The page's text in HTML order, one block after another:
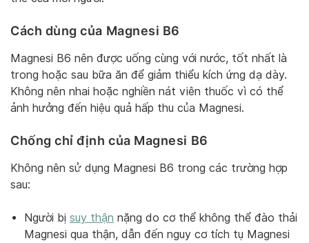
Cách dùng của Magnesi B6
Magnesi B6 nên được uống cùng với nước, tốt nhất là
trong hoặc sau bữa ăn để giảm thiểu kích ứng dạ dày.
Không nên nhai hoặc nghiền nát viên thuốc vì có thể
ảnh hưởng đến hiệu quả hấp thu của Magnesi.
Chống chỉ định của Magnesi B6
Không nên sử dụng Magnesi B6 trong các trường hợp
sau:
Người bị suy thận nặng do cơ thể không thể đào thải
Magnesi qua thận, dẫn đến nguy cơ tích tụ Magnesi